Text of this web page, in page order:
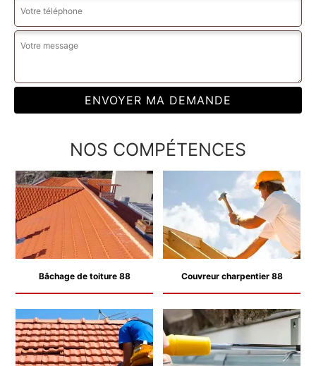
NOS COMPÉTENCES
Bâchage de toiture 88 Couvreur charpentier 88